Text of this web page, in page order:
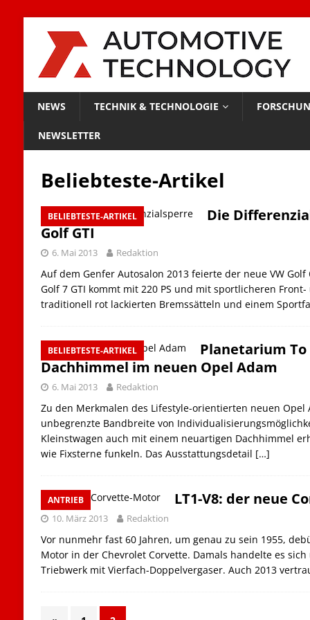
NEWS TECHNIK & TECHNOLOGIE
NEWSLETTER
Beliebteste-Artikel
BELIEBTESTE-ARTIKEL
Die
Golf GTI
6. Mai 2013 Redaktion
Auf dem Genfer Autosalon 2013 feierte der neue VW Golf
Golf 7 GTI kommt mit 220 PS und mit sportlicheren
traditionell rot lackierten Bremssätteln und einem
BELIEBTESTE-ARTIKEL
Planetarium To
Dachhimmel im neuen Opel Adam
6. Mai 2013 Redaktion
Zu den Merkmalen des Lifestyle-orientierten neuen Opel
unbegrenzte Bandbreite von
Kleinstwagen auch mit einem neuartigen Dachhimmel
wie Fixsterne funkeln. Das Ausstattungsdetail […]
ANTRIEB LT1-V8: der neue
10. März 2013 Redaktion
Vor nunmehr fast 60 Jahren, um genau zu sein 1955,
Motor in der Chevrolet Corvette. Damals handelte es sich
Triebwerk mit Vierfach-Doppelvergaser. Auch 2013